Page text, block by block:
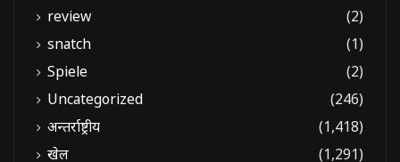
review
(2)
snatch
(1)
Spiele
(2)
Uncategorized
(246)
अन्तर्राष्ट्रीय
(1,418)
खेल
(1,291)